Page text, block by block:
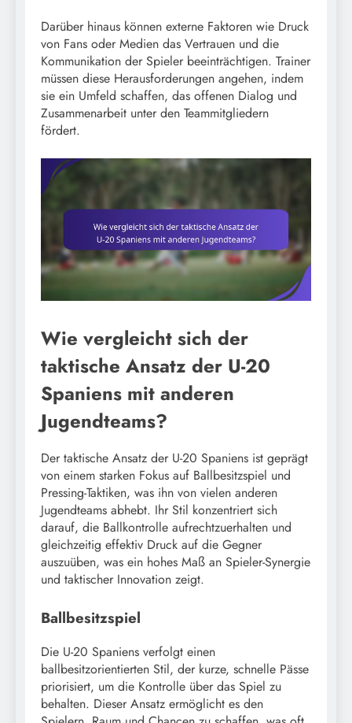
Darüber hinaus können externe Faktoren wie Druck
von Fans oder Medien das Vertrauen und die
Kommunikation der Spieler beeinträchtigen. Trainer
müssen diese Herausforderungen angehen, indem
sie ein Umfeld schaffen, das offenen Dialog und
Zusammenarbeit unter den Teammitgliedern
fördert.
Wie vergleicht sich der
taktische Ansatz der U-20
Spaniens mit anderen
Jugendteams?
Der taktische Ansatz der U-20 Spaniens ist geprägt
von einem starken Fokus auf Ballbesitzspiel und
Pressing-Taktiken, was ihn von vielen anderen
Jugendteams abhebt. Ihr Stil konzentriert sich
darauf, die Ballkontrolle aufrechtzuerhalten und
gleichzeitig effektiv Druck auf die Gegner
auszuüben, was ein hohes Maß an Spieler-Synergie
und taktischer Innovation zeigt.
Ballbesitzspiel
Die U-20 Spaniens verfolgt einen
ballbesitzorientierten Stil, der kurze, schnelle Pässe
priorisiert, um die Kontrolle über das Spiel zu
behalten. Dieser Ansatz ermöglicht es den